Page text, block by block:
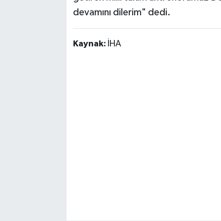
devamını dilerim" dedi.
Kaynak: İHA